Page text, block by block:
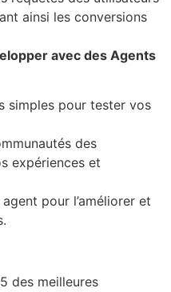
ainsi les conversions
avec des Agents
simples pour tester vos
des
expériences et
pour l’améliorer et
des meilleures